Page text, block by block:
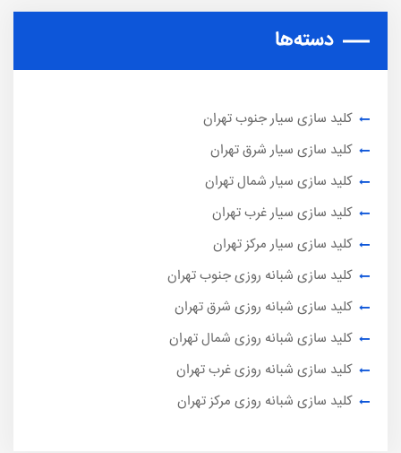
دسته‌ها
کلید سازی سیار جنوب تهران
کلید سازی سیار شرق تهران
کلید سازی سیار شمال تهران
کلید سازی سیار غرب تهران
کلید سازی سیار مرکز تهران
کلید سازی شبانه روزی جنوب تهران
کلید سازی شبانه روزی شرق تهران
کلید سازی شبانه روزی شمال تهران
کلید سازی شبانه روزی غرب تهران
کلید سازی شبانه روزی مرکز تهران